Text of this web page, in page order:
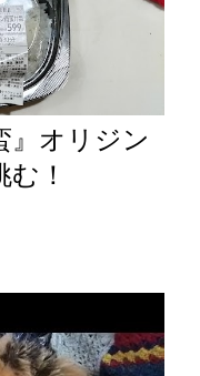
』オリジン
！